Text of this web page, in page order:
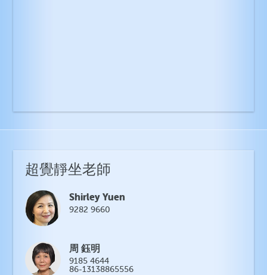
超覺靜坐老師
Shirley Yuen
9282 9660
周 鈺明
9185 4644
86-13138865556